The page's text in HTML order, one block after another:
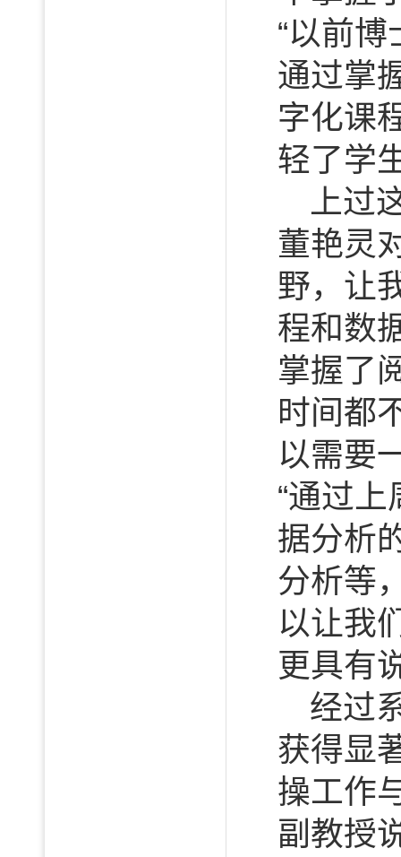
“以前
通过掌
字化课
轻了学
上过
董艳灵
野，让
程和数
掌握了
时间都
以需要
“通过
据分析
分析等
以让我
更具有
经过
获得显
操工作
副教授